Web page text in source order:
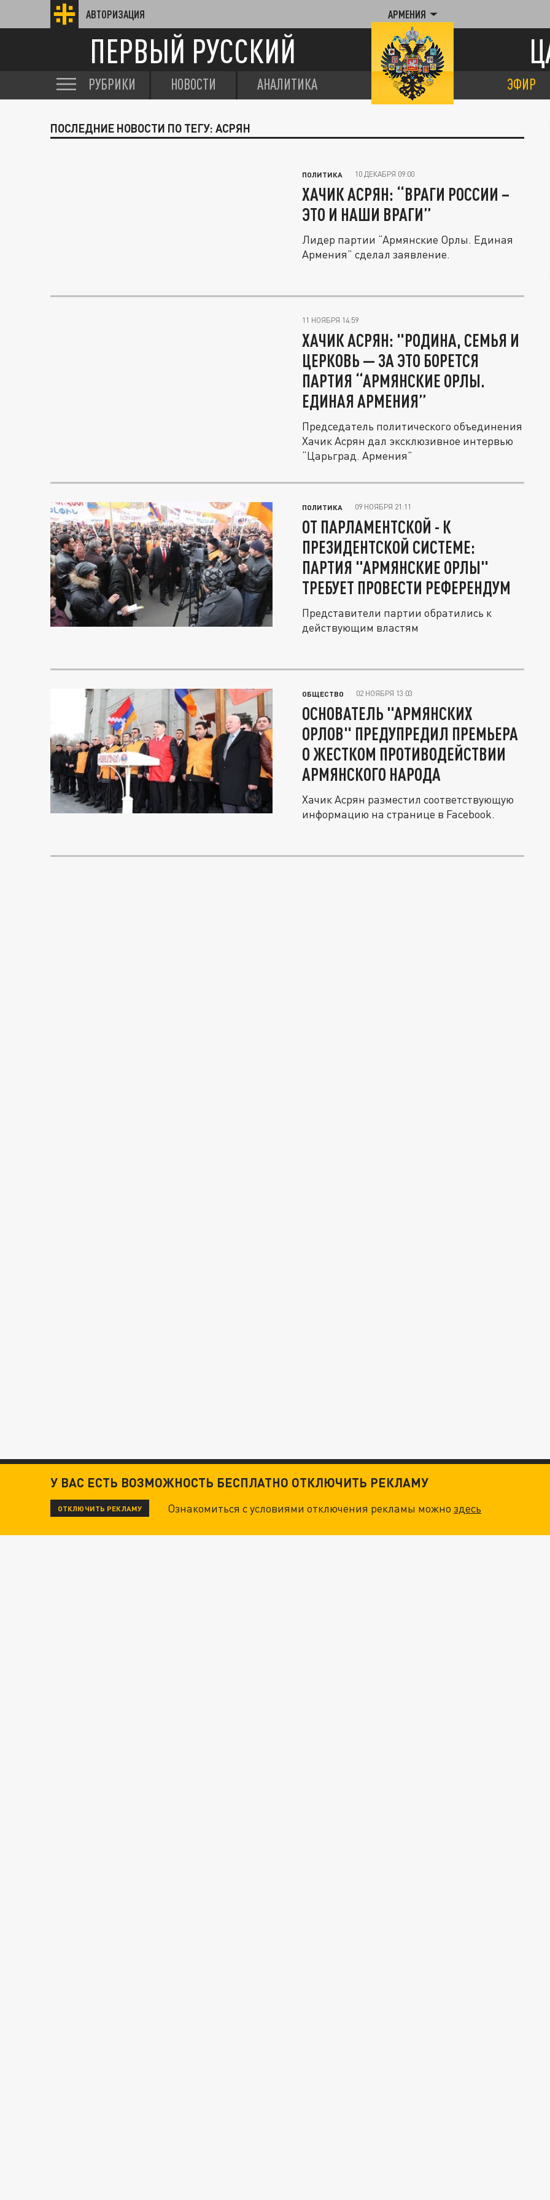
АВТОРИЗАЦИЯ АРМЕНИЯ
ПЕРВЫЙ РУССКИЙ
РУБРИКИ НОВОСТИ АНАЛИТИКА ЭФИР
ПОСЛЕДНИЕ НОВОСТИ ПО ТЕГУ: АСРЯН
ПОЛИТИКА 10 ДЕКАБРЯ 09:00
ХАЧИК АСРЯН: “ВРАГИ РОССИИ –
ЭТО И НАШИ ВРАГИ”
Лидер партии “Армянские Орлы. Единая
Армения” сделал заявление.
11 НОЯБРЯ 14:59
ХАЧИК АСРЯН: "РОДИНА, СЕМЬЯ И
ЦЕРКОВЬ — ЗА ЭТО БОРЕТСЯ
ПАРТИЯ “АРМЯНСКИЕ ОРЛЫ.
ЕДИНАЯ АРМЕНИЯ”
Председатель политического объединения
Хачик Асрян дал эксклюзивное интервью
“Царьград. Армения”
ПОЛИТИКА 09 НОЯБРЯ 21:11
ОТ ПАРЛАМЕНТСКОЙ - К
ПРЕЗИДЕНТСКОЙ СИСТЕМЕ:
ПАРТИЯ "АРМЯНСКИЕ ОРЛЫ"
ТРЕБУЕТ ПРОВЕСТИ РЕФЕРЕНДУМ
Представители партии обратились к
действующим властям
ОБЩЕСТВО 02 НОЯБРЯ 13:03
ОСНОВАТЕЛЬ "АРМЯНСКИХ
ОРЛОВ" ПРЕДУПРЕДИЛ ПРЕМЬЕРА
О ЖЕСТКОМ ПРОТИВОДЕЙСТВИИ
АРМЯНСКОГО НАРОДА
Хачик Асрян разместил соответствующую
информацию на странице в Facebook.
У ВАС ЕСТЬ ВОЗМОЖНОСТЬ БЕСПЛАТНО ОТКЛЮЧИТЬ РЕКЛАМУ
ОТКЛЮЧИТЬ РЕКЛАМУ Ознакомиться с условиями отключения рекламы можноздесь